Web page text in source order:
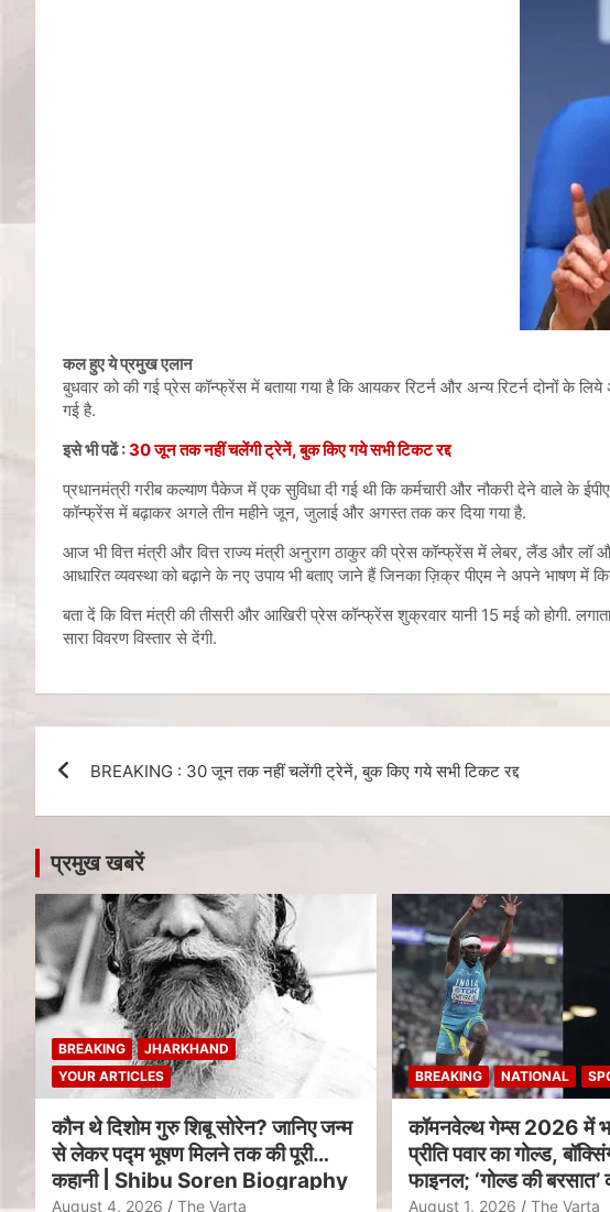
कल हुए ये प्रमुख एलान
बुधवार को की गई प्रेस कॉन्फ्रेंस में बताया गया है कि आयकर रिटर्न और अन्य रिटर्न दोनों के
गई है.
इसे भी पढें :30 जून तक नहीं चलेंगी ट्रेनें, बुक किए गये सभी टिकट रद्द
प्रधानमंत्री गरीब कल्याण पैकेज में एक सुविधा दी गई थी कि कर्मचारी और नौकरी देने वाले के
कॉन्फ्रेंस में बढ़ाकर अगले तीन महीने जून, जुलाई और अगस्त तक कर दिया गया है.
आज भी वित्त मंत्री और वित्त राज्य मंत्री अनुराग ठाकुर की प्रेस कॉन्फ्रेंस में लेबर, लैंड और लॉ
आधारित व्यवस्था को बढ़ाने के नए उपाय भी बताए जाने हैं जिनका ज़िक्र पीएम ने अपने भाषण में
बता दें कि वित्त मंत्री की तीसरी और आखिरी प्रेस कॉन्फ्रेंस शुक्रवार यानी 15 मई को होगी.
सारा विवरण विस्तार से देंगी.
BREAKING : 30 जून तक नहीं चलेंगी ट्रेनें, बुक किए गये सभी टिकट रद्द
प्रमुख खबरें
BREAKING
JHARKHAND
YOUR ARTICLES
कौन थे दिशोम गुरु शिबू सोरेन? जानिए जन्म
से लेकर पद्म भूषण मिलने तक की पूरी
कहानी | Shibu Soren Biography
August 4, 2026 The Varta
BREAKING NATIONAL
कॉमनवेल्थ गेम्स 2026 में
प्रीति पवार का गोल्ड,
फाइनल; ‘गोल्ड की बरसात’
August 1, 2026 The Varta